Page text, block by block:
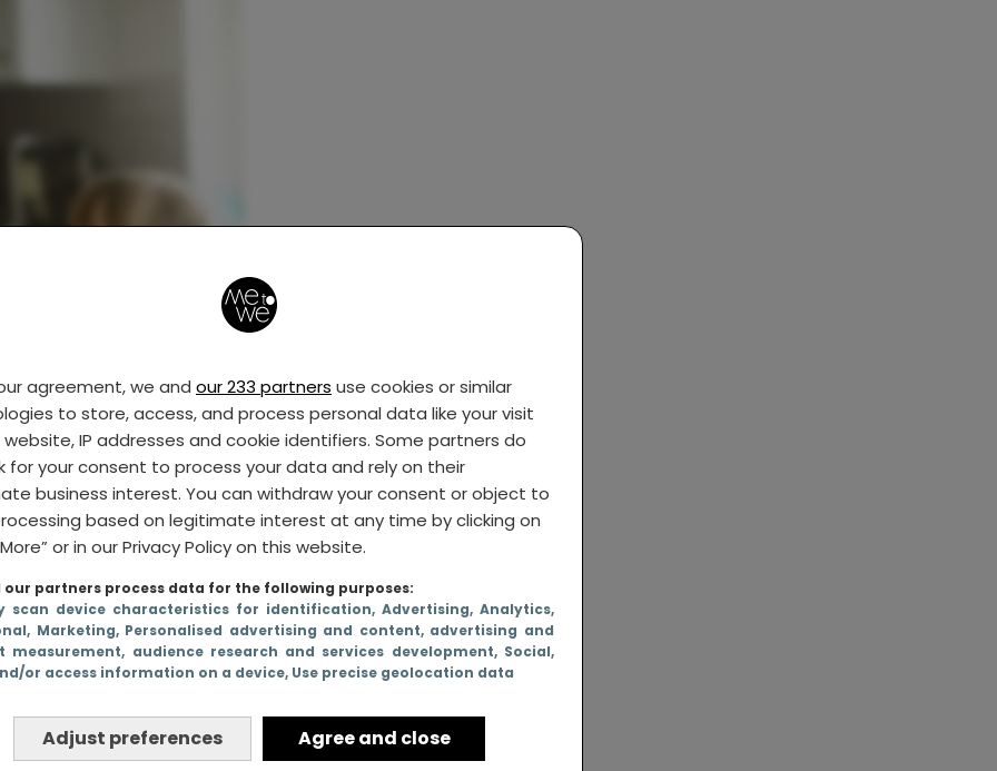
agreement, we and our 233 partners use cookies or similar
to store, access, and process personal data like your visit
IP addresses and cookie identifiers. Some partners do
for your consent to process your data and rely on their
business interest. You can withdraw your consent or object to
based on legitimate interest at any time by clicking on
or in our Privacy Policy on this website.
our partners process data for the following purposes:
scan device characteristics for identification, Advertising, Analytics,
, Marketing, Personalised advertising and content, advertising and
measurement, audience research and services development, Social,
or access information on a device, Use precise geolocation data
Adjust preferences Agree and close
– wat is
mee?